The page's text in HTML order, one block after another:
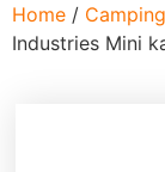
Home / Camping
Industries Mini